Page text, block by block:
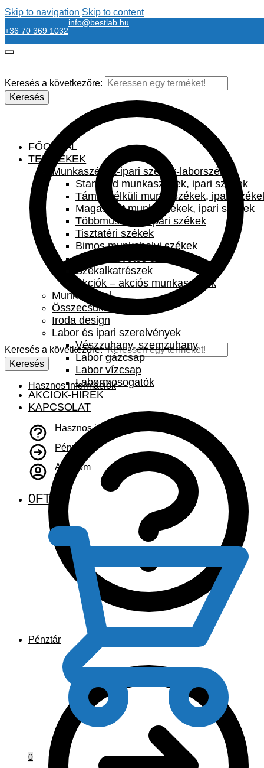
Skip to navigation Skip to content
+36 70 369 1032
info@bestlab.hu
Keresés a következőre:
Keresés
Hasznos információk
Pénztár
Keresés a következőre:
Keresés
FŐOLDAL
TERMÉKEK
Munkaszékek-ipari székek-laborszékek
Standard munkaszékek, ipari székek
Támla nélküli munkaszékek, ipari
Magasított munkaszékek, ipari székek
Többműszakos ipari székek
Tisztatéri székek
Bimos munkahelyi székek
Irodai szövetes székek
Székalkatrészek
Akciók – akciós munkaszékek
Munkaasztal
Összecsukható asztal
Iroda design
Labor és ipari szerelvények
Vészzuhany, szemzuhany
Labor gázcsap
Labor vízcsap
Labormosogatók
AKCIÓK-HÍREK
KAPCSOLAT
Hasznos információk
Pénztár
A fiókom
0FT
0